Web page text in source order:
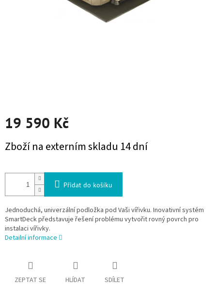
19 590 Kč
Zboží na externím skladu 14 dní
Přidat do košíku
Jednoduchá, univerzální podložka pod Vaši vířivku. Inovativní systém
SmartDeck představuje řešení problému vytvořit rovný povrch pro
instalaci vířivky.
Detailní informace
ZEPTAT SE HLÍDAT SDÍLET